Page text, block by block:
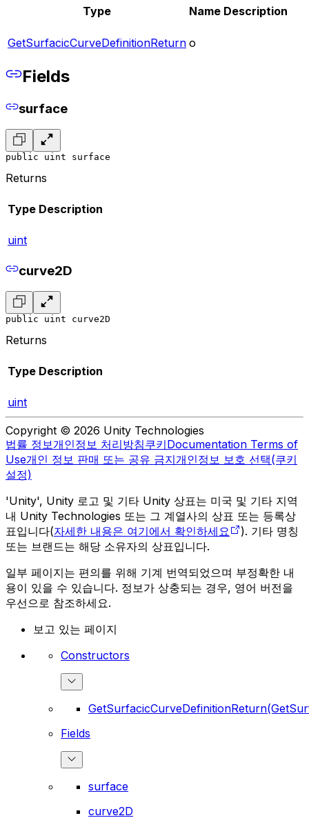
Type Name Description
GetSurfacicCurveDefinitionReturn o
Fields
surface
public uint surface
Returns
Type Description
uint
curve2D
public uint curve2D
Returns
Type Description
uint
Copyright © 2026 Unity Technologies
법률 정보개인정보 처리방침쿠키Documentation Terms of
Use개인 정보 판매 또는 공유 금지개인정보 보호 선택(쿠키
설정)
'Unity', Unity 로고 및 기타 Unity 상표는 미국 및 기타 지역
내 Unity Technologies 또는 그 계열사의 상표 또는 등록상
표입니다(자세한 내용은 여기에서 확인하세요
). 기타 명칭
또는 브랜드는 해당 소유자의 상표입니다.
일부 페이지는 편의를 위해 기계 번역되었으며 부정확한 내
용이 있을 수 있습니다. 정보가 상충되는 경우, 영어 버전을
우선으로 참조하세요.
보고 있는 페이지
Constructors
Fields
surface
curve2D